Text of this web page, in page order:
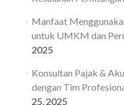
Manfaat
untuk UMKM dan
2025
Konsultan Pajak &
dengan Tim
25, 2025